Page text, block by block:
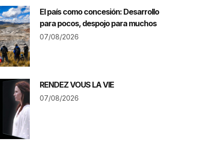
El país como concesión: Desarrollo
para pocos, despojo para muchos
07/08/2026
RENDEZ VOUS LA VIE
07/08/2026